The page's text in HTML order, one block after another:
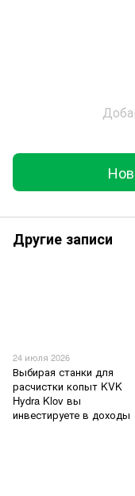
Другие записи
24 июля 2026
Выбирая станки для
расчистки копыт KVK
Hydra Klov вы
инвестируете в доходы